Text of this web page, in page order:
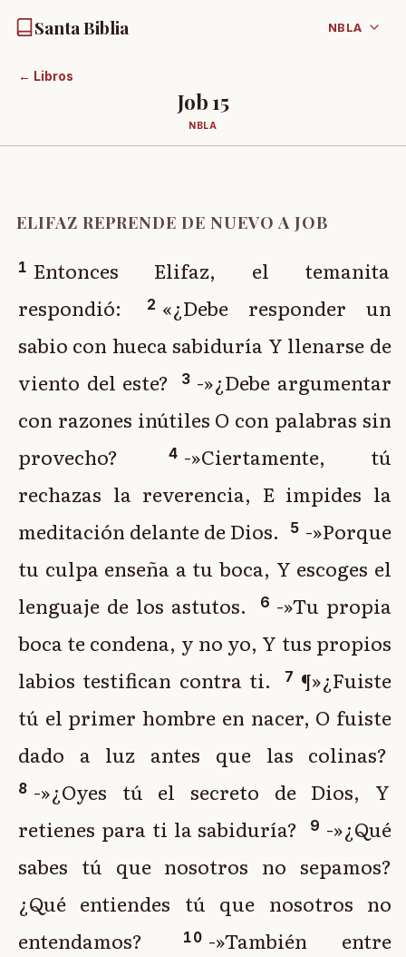
Santa Biblia NBLA
← Libros
Job15
NBLA
ELIFAZ REPRENDE DE NUEVO A JOB
1 Entonces Elifaz, el temanita
respondió:
2 «¿Debe responder un
sabio con hueca sabiduría Y llenarse de
viento del este?
3 -»¿Debe argumentar
con razones inútiles O con palabras sin
provecho?
4 -»Ciertamente, tú
rechazas la reverencia, E impides la
meditación delante de Dios.
5 -»Porque
tu culpa enseña a tu boca, Y escoges el
lenguaje de los astutos.
6 -»Tu propia
boca te condena, y no yo, Y tus propios
labios testifican contra ti.
7 ¶»¿Fuiste
tú el primer hombre en nacer, O fuiste
dado a luz antes que las colinas?
8 -»¿Oyes tú el secreto de Dios, Y
retienes para ti la sabiduría?
9 -»¿Qué
sabes tú que nosotros no sepamos?
¿Qué entiendes tú que nosotros no
entendamos?
10 -»También entre